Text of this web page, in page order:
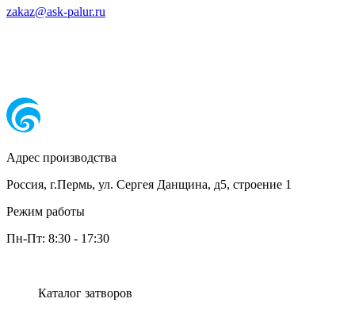
zakaz@ask-palur.ru
Адрес производства
Россия, г.Пермь, ул. Сергея Данщина, д5, строение 1
Режим работы
Пн-Пт: 8:30 - 17:30
Каталог затворов